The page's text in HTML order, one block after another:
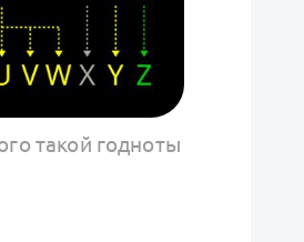
такой годноты